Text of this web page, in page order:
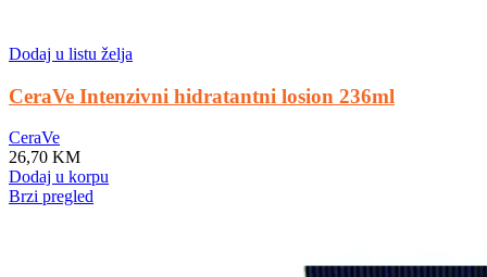
Dodaj u listu želja
CeraVe Intenzivni hidratantni losion 236ml
CeraVe
26,70 KM
Dodaj u korpu
Brzi pregled